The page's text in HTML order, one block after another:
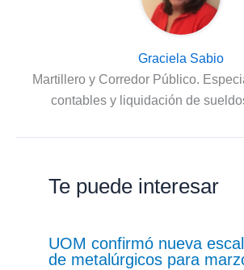
Graciela Sabio
Martillero y Corredor Público.
contables y liquidación de
Te puede interesar
UOM confirmó nueva
de metalúrgicos para